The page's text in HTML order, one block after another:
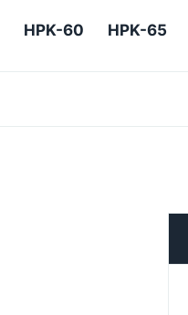
HPK-60 HPK-65